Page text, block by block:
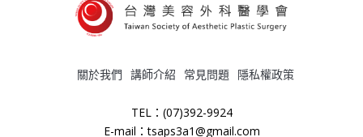
TEL：(07)392-9924
E-mail：tsaps3a1@gmail.com
關於我們 講師介紹 常見問題 隱私權政策